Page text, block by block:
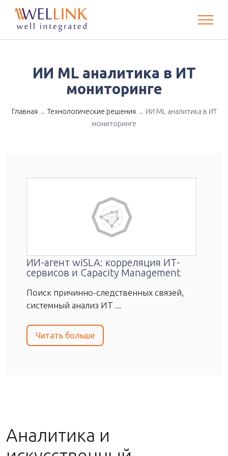
ИИ ML аналитика в ИТ
мониторинге
Главная → Технологические решения → ИИ ML аналитика в ИТ
мониторинге
ИИ-агент wiSLA: корреляция ИТ-
сервисов и Capacity Management
Поиск причинно-следственных связей,
системный анализ ИТ ...
Читать больше
Аналитика и